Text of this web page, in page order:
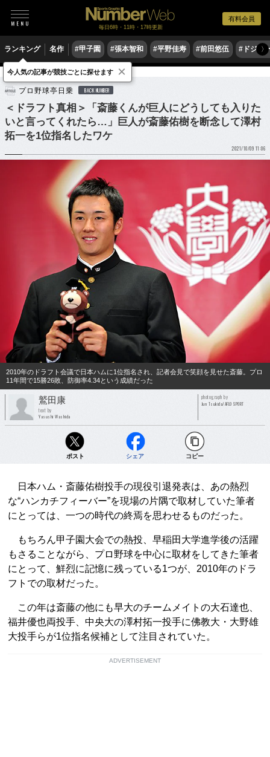
有料会員
毎日6時・11時・17時更新
ランキング 名作 #甲子園 #張本智和 #平野佳寿 #前田悠伍 #ドジャ
〉
野球 プロ野球 ドラフト会議
プロ野球亭日乗 BACK NUMBER
＜ドラフト真相＞「斎藤くんが巨人にどうしても入りた
いと言ってくれたら…」巨人が斎藤佑樹を断念して澤村
拓一を1位指名したワケ
2021/10/09 11:06
2010年のドラフト会議で日本ハムに1位指名され、記者会見で笑顔を見せた斎藤。プロ
11年間で15勝26敗、防御率4.34という成績だった
鷲田康
text by
Yasushi Washida
photograph by
Jun Tsukida/AFLO SPORT
ポスト シェア コピー
日本ハム・斎藤佑樹投手の現役引退発表は、あの熱烈
な“ハンカチフィーバー”を現場の片隅で取材していた筆者
にとっては、一つの時代の終焉を思わせるものだった。
もちろん甲子園大会での熱投、早稲田大学進学後の活躍
もさることながら、プロ野球を中心に取材をしてきた筆者
にとって、鮮烈に記憶に残っている1つが、2010年のドラ
フトでの取材だった。
この年は斎藤の他にも早大のチームメイトの大石達也、
福井優也両投手、中央大の澤村拓一投手に佛教大・大野雄
大投手らが1位指名候補として注目されていた。
ADVERTISEMENT
今人気の記事が競技ごとに探せます ×